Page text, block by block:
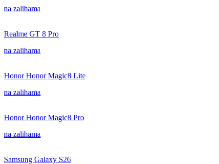
na zalihama
Realme GT 8 Pro
na zalihama
Honor Honor Magic8 Lite
na zalihama
Honor Honor Magic8 Pro
na zalihama
Samsung Galaxy S26